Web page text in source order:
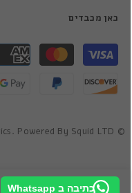
כאן מכבדים
שיטות
תשלום
© Pegasus Optics. Powered By Squid LTD
כתיבה ב Whatsapp